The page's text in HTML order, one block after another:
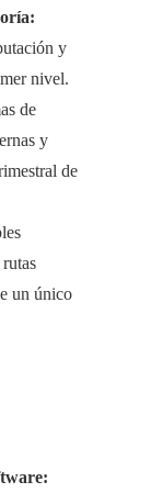
y
nivel.
de
y
de
un único